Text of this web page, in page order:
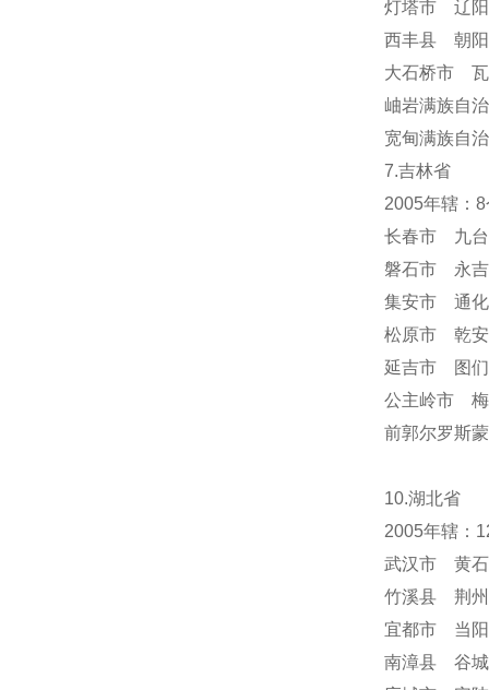
灯塔市 辽
西丰县 朝
大石桥市
岫岩满族自
宽甸满族自
7.吉林省
2005年辖：
长春市 九
磐石市 永
集安市 通
松原市 乾
延吉市 图
公主岭市
前郭尔罗斯
10.湖北省
2005年辖：
武汉市 黄
竹溪县 荆
宜都市 当
南漳县 谷